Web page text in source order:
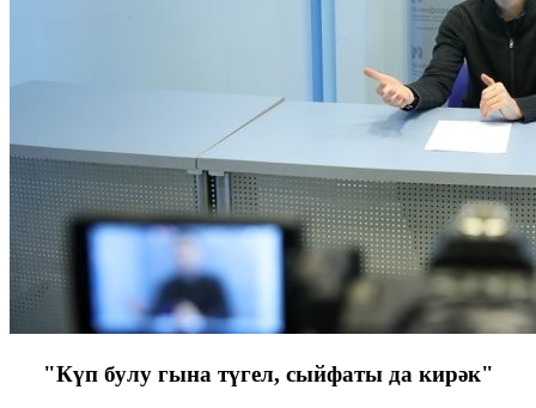
"Күп булу гына түгел, сыйфаты да кирәк"